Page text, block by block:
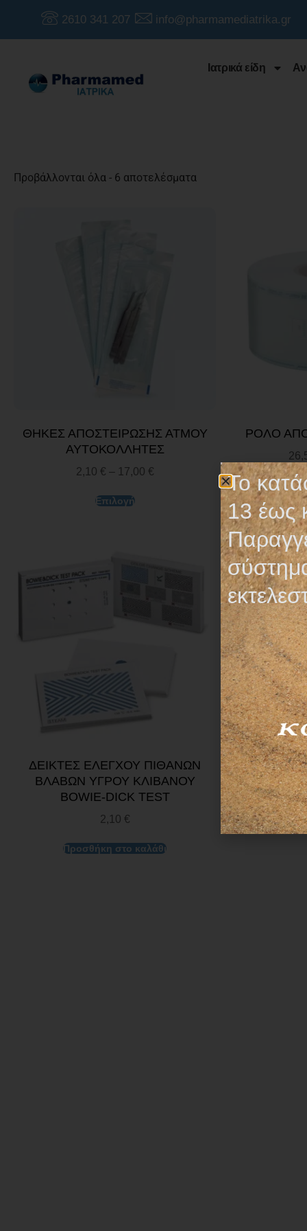
2610 341 207 info@pharmamediatrika.gr
Ιατρικά είδη
Προβάλλονται όλα - 6 αποτελέσματα
ΘΗΚΕΣ ΑΠΟΣΤΕΙΡΩΣΗΣ ΑΤΜΟΥ
ΑΥΤΟΚΟΛΛΗΤΕΣ
2,10 € – 17,00 €
Επιλογή
ΡΟΛΟ
ΔΕΙΚΤΕΣ ΕΛΕΓΧΟΥ ΠΙΘΑΝΩΝ
ΒΛΑΒΩΝ ΥΓΡΟΥ ΚΛΙΒΑΝΟΥ
BOWIE-DICK TEST
2,10 €
Προσθήκη στο καλάθι
ΧΑΡΤΙ
Το
13 έως